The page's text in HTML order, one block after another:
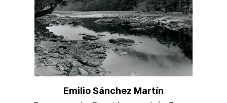
Emilio Sánchez Martín